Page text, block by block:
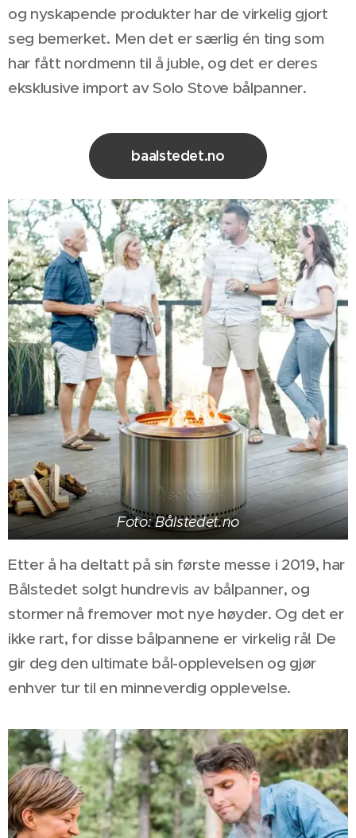
og nyskapende produkter har de virkelig gjort
seg bemerket. Men det er særlig én ting som
har fått nordmenn til å juble, og det er deres
eksklusive import av Solo Stove bålpanner.
baalstedet.no
Foto: Bålstedet.no
Etter å ha deltatt på sin første messe i 2019, har
Bålstedet solgt hundrevis av bålpanner, og
stormer nå fremover mot nye høyder. Og det er
ikke rart, for disse bålpannene er virkelig rå! De
gir deg den ultimate bål-opplevelsen og gjør
enhver tur til en minneverdig opplevelse.